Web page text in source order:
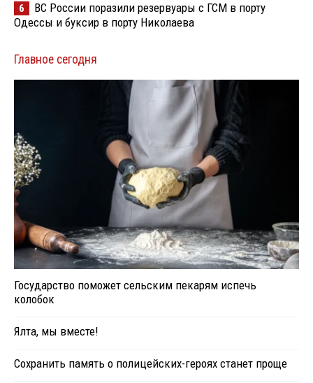
6
ВС России поразили резервуары с ГСМ в порту
Одессы и буксир в порту Николаева
Главное сегодня
Государство поможет сельским пекарям испечь
колобок
Ялта, мы вместе!
Сохранить память о полицейских-героях станет проще